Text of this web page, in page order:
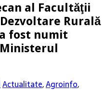
al Facultăţii
Rurală
fost numit
Actualitate,Agroinfo,